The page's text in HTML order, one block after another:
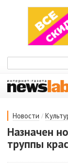
Новости /
Назначен
труппы